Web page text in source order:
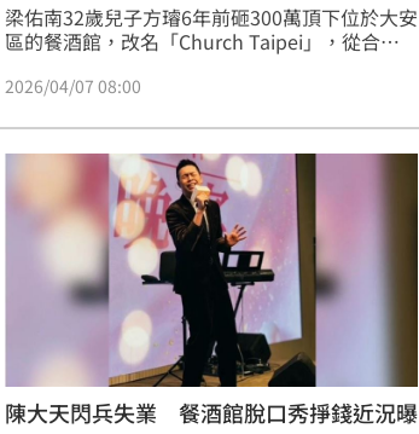
12:00
梁佑南32歲兒子方璿6年前砸300萬頂下位於大安
區的餐酒館，改名「Church Taipei」，從合夥
子，還特地帶女兒方琦現身站台。豈料，如今6
也向《三立新聞網》證實了。
2026/04/07 08:00
陳大天閃兵失業 餐酒館脫口秀掙錢近況曝